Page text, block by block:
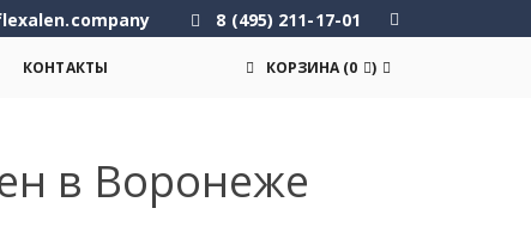
8 (495) 211-17-01
КОНТАКТЫ КОРЗИНА (0 )
в Воронеже